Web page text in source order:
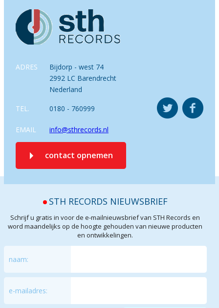
ADRES
Bijdorp - west 74
2992 LC Barendrecht
Nederland
TEL. 0180 - 760999
EMAIL info@sthrecords.nl
contact opnemen
STH RECORDS NIEUWSBRIEF
Schrijf u gratis in voor de e-mailnieuwsbrief van STH Records en
word maandelijks op de hoogte gehouden van nieuwe producten
en ontwikkelingen.
naam:
e-mailadres: